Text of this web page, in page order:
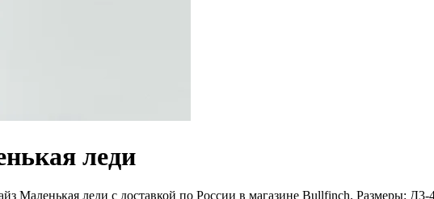
леди
Маленькая леди с доставкой по России в магазине Bullfinch. Размеры: Д3-